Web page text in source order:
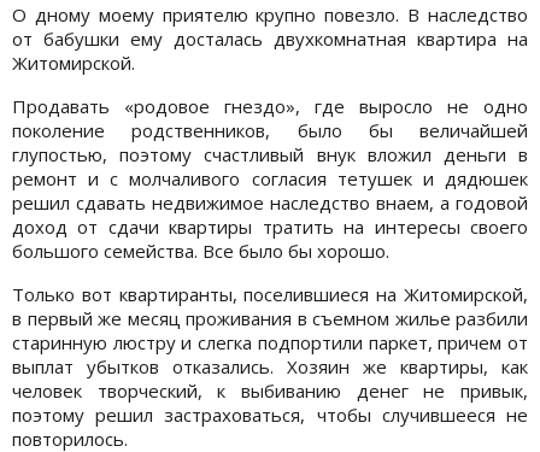
О дному моему приятелю крупно повезло. В наследство
от бабушки ему досталась двухкомнатная квартира на
Житомирской.
Продавать «родовое гнездо», где выросло не одно
поколение родственников, было бы величайшей
глупостью, поэтому счастливый внук вложил деньги в
ремонт и с молчаливого согласия тетушек и дядюшек
решил сдавать недвижимое наследство внаем, а годовой
доход от сдачи квартиры тратить на интересы своего
большого семейства. Все было бы хорошо.
Только вот квартиранты, поселившиеся на Житомирской,
в первый же месяц проживания в съемном жилье разбили
старинную люстру и слегка подпортили паркет, причем от
выплат убытков отказались. Хозяин же квартиры, как
человек творческий, к выбиванию денег не привык,
поэтому решил застраховаться, чтобы случившееся не
повторилось.